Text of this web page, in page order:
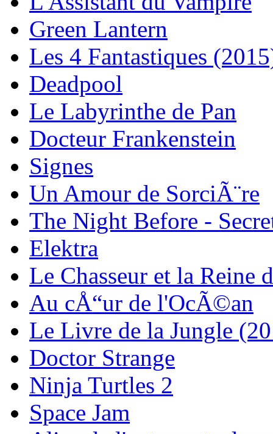
Green Lantern
Les 4 Fantastiques
Deadpool
Le Labyrinthe de Pan
Docteur Frankenstein
Signes
Un Amour de SorciÃ¨re
The Night Before -
Elektra
Le Chasseur et la Reine
Au cÅ“ur de l'OcÃ©an
Le Livre de la Jungle
Doctor Strange
Ninja Turtles 2
Space Jam